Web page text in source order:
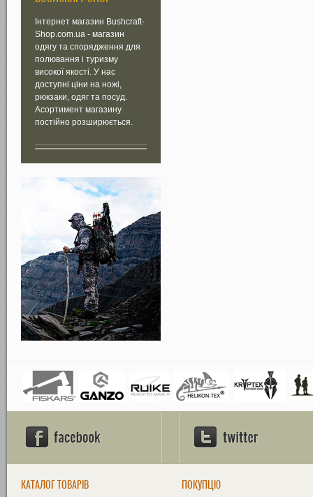
Інтернет магазин Bushcraft-
Shop.com.ua - магазин
одягу та спорядження для
полювання і туризму
високої якості. У нас
доступні ціни на ножі,
рюкзаки, одяг та посуд.
Асортимент магазину
постійно розширюється.
КАТАЛОГ ТОВАРІВ ПОКУПЦЮ